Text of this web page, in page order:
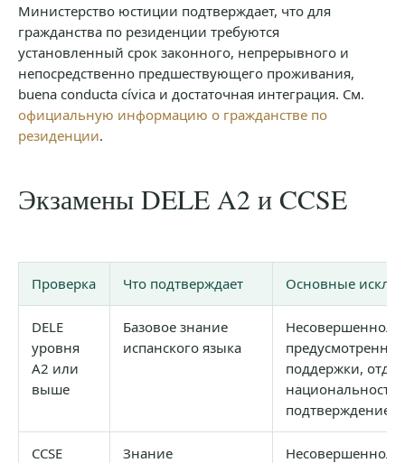
Министерство юстиции подтверждает, что для
гражданства по резиденции требуются
установленный срок законного, непрерывного и
непосредственно предшествующего проживания,
buena conducta cívica и достаточная интеграция. См.
официальную информацию о гражданстве по
резиденции.
Экзамены DELE A2 и CCSE
Проверка Что подтверждает Основные
DELE
уровня
A2 или
выше
Базовое знание
испанского языка
поддержки,
подтверждением
CCSE
Знание